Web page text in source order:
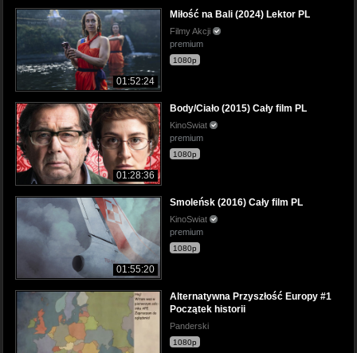
01:52:24
Miłość na Bali (2024) Lektor PL
Filmy Akcji
premium
1080p
01:28:36
Body/Ciało (2015) Cały film PL
KinoSwiat
premium
1080p
01:55:20
Smoleńsk (2016) Cały film PL
KinoSwiat
premium
1080p
Alternatywna Przyszłość Europy #1
Początek historii
Panderski
1080p